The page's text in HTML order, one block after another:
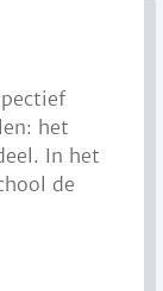
het
In het
de